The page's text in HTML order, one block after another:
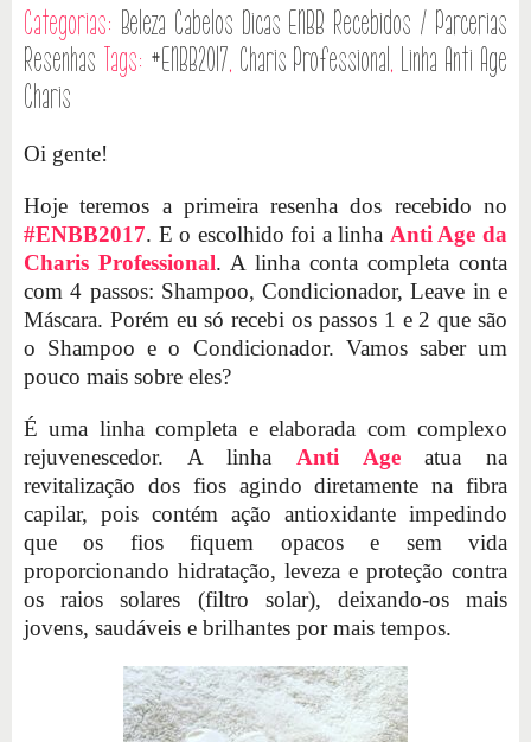
Categorias: Beleza Cabelos Dicas ENBB Recebidos / Parcerias
Resenhas Tags: #ENBB2017, Charis Professional, Linha Anti Age
Charis
Oi gente!
Hoje teremos a primeira resenha dos recebido no
#ENBB2017. E o escolhido foi a linha Anti Age da
Charis Professional. A linha conta completa conta
com 4 passos: Shampoo, Condicionador, Leave in e
Máscara. Porém eu só recebi os passos 1 e 2 que são
o Shampoo e o Condicionador. Vamos saber um
pouco mais sobre eles?
É uma linha completa e elaborada com complexo
rejuvenescedor. A linha Anti Ageatua na
revitalização dos fios agindo diretamente na fibra
capilar, pois contém ação antioxidante impedindo
que os fios fiquem opacos e sem vida
proporcionando hidratação, leveza e proteção contra
os raios solares (filtro solar), deixando-os mais
jovens, saudáveis e brilhantes por mais tempos.